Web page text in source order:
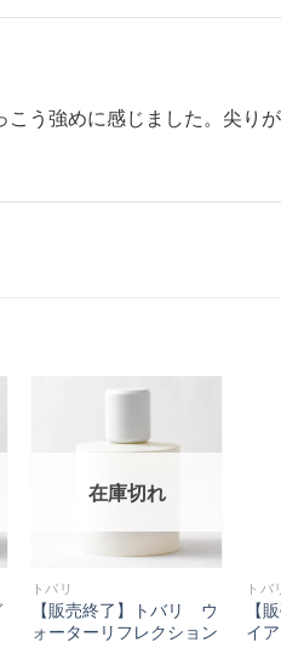
う強めに感じました。尖り
在庫切れ
トバリ
【販売終了】トバリ ウ
ォーターリフレクション
トバ
【
イ